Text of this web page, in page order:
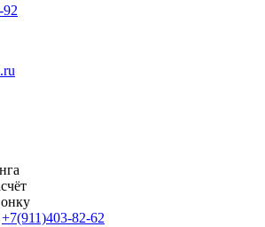
92
+7(911)403-82-62